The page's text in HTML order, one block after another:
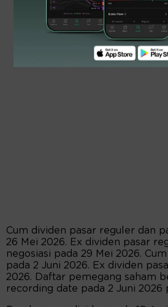
Cum dividen pasar reguler dan
26 Mei 2026. Ex dividen pasar
negosiasi pada 29 Mei 2026.
pada 2 Juni 2026. Ex dividen
2026. Daftar pemegang saham
recording date pada 2 Juni 2026